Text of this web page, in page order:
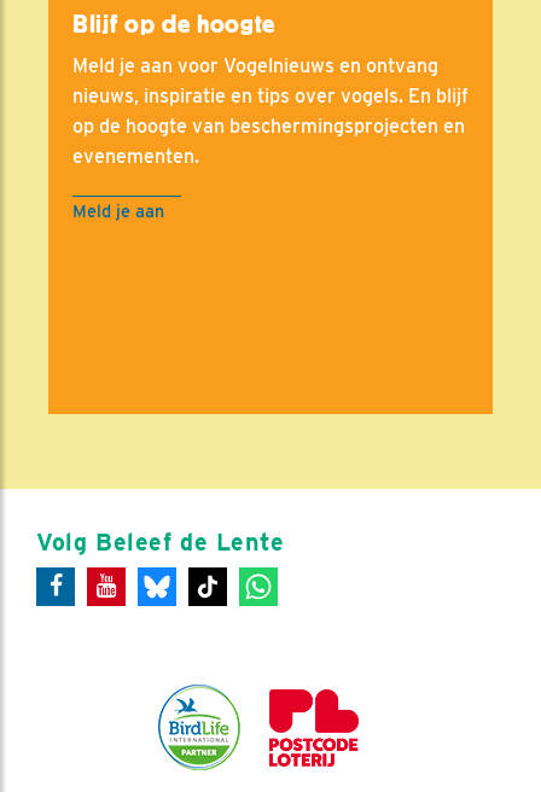
Blijf op de hoogte
Meld je aan voor Vogelnieuws en ontvang
nieuws, inspiratie en tips over vogels. En blijf
op de hoogte van beschermingsprojecten en
evenementen.
Meld je aan
Volg Beleef de Lente